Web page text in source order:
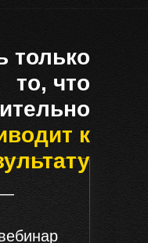
только
то, что
к
—